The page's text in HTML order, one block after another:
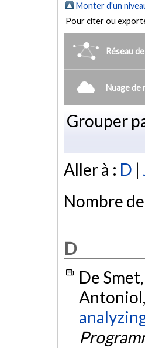
Monter d'un
Pour citer ou
Réseau
Nuage de
Grouper
Aller à : D |
Nombre
D
De
Antoniol,